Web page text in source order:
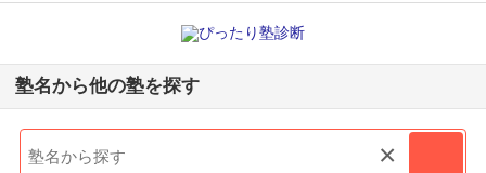
塾名から他の塾を探す
×